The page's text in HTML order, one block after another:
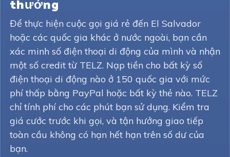
thưởng
Để thực hiện cuộc gọi giá rẻ đến El Salvador
hoặc các quốc gia khác ở nước ngoài, bạn cần
xác minh số điện thoại di động của mình và nhận
một số credit từ TELZ. Nạp tiền cho bất kỳ số
điện thoại di động nào ở 150 quốc gia với mức
phí thấp bằng PayPal hoặc bất kỳ thẻ nào. TELZ
chỉ tính phí cho các phút bạn sử dụng. Kiểm tra
giá cước trước khi gọi, và tận hưởng giao tiếp
toàn cầu không có hạn hết hạn trên số dư của
bạn.